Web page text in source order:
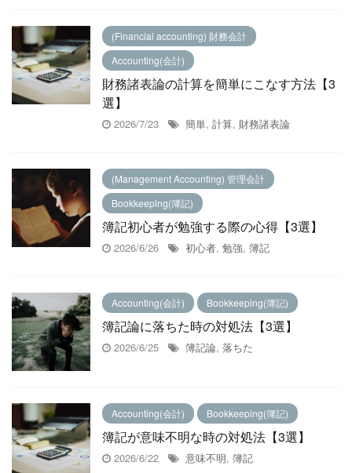
(Financial accounting) 財務会計
Accounting(会計)
財務諸表論の計算を簡単にこなす方法【3
選】
2026/7/23 簡単, 計算, 財務諸表論
(Management Accounting) 管理会計
Bookkeeping(簿記)
簿記初心者が勉強する際の心得【3選】
2026/6/26 初心者, 勉強, 簿記
Accounting(会計) Bookkeeping(簿記)
簿記論に落ちた時の対処法【3選】
2026/6/25 簿記論, 落ちた
Accounting(会計) Bookkeeping(簿記)
簿記が意味不明な時の対処法【3選】
2026/6/22 意味不明, 簿記